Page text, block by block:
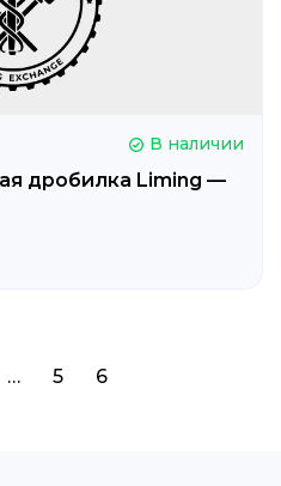
В наличии
дробилка Liming —
… 5 6